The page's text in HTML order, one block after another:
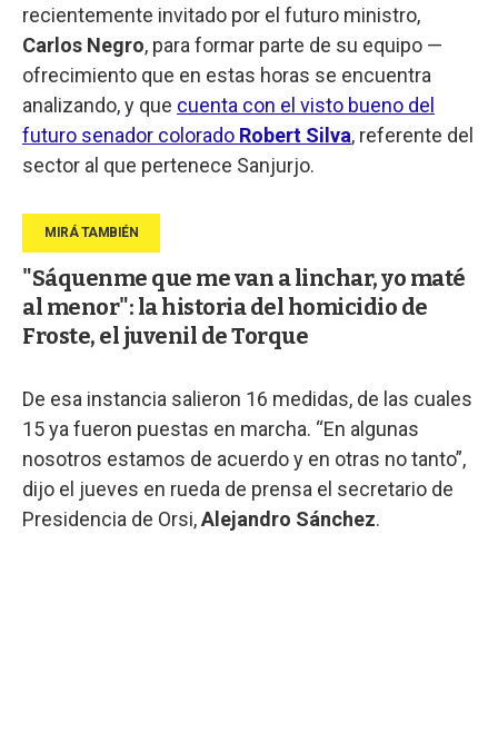
recientemente invitado por el futuro ministro,
Carlos Negro, para formar parte de su equipo —
ofrecimiento que en estas horas se encuentra
analizando, y que cuenta con el visto bueno del
futuro senador colorado Robert Silva, referente del
sector al que pertenece Sanjurjo.
"Sáquenme que me van a linchar, yo maté
al menor": la historia del homicidio de
Froste, el juvenil de Torque
De esa instancia salieron 16 medidas, de las cuales
15 ya fueron puestas en marcha. “En algunas
nosotros estamos de acuerdo y en otras no tanto”,
dijo el jueves en rueda de prensa el secretario de
Presidencia de Orsi,Alejandro Sánchez.